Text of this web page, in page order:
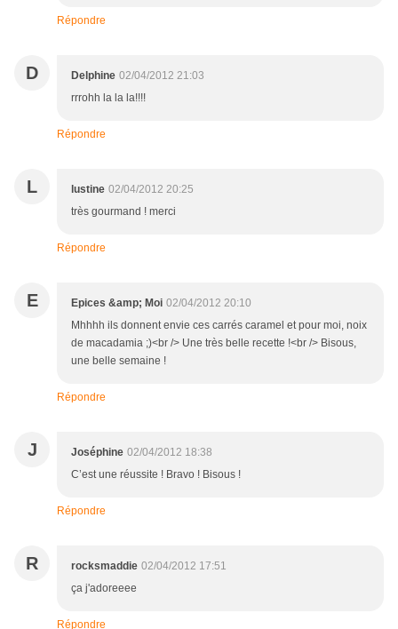
Répondre
D Delphine 02/04/2012 21:03
rrrohh la la la!!!!
Répondre
L lustine 02/04/2012 20:25
très gourmand ! merci
Répondre
E Epices &amp; Moi 02/04/2012 20:10
Mhhhh ils donnent envie ces carrés caramel et pour moi, noix
de macadamia ;)<br /> Une très belle recette !<br /> Bisous,
une belle semaine !
Répondre
J Joséphine 02/04/2012 18:38
C’est une réussite ! Bravo ! Bisous !
Répondre
R rocksmaddie 02/04/2012 17:51
ça j'adoreeee
Répondre